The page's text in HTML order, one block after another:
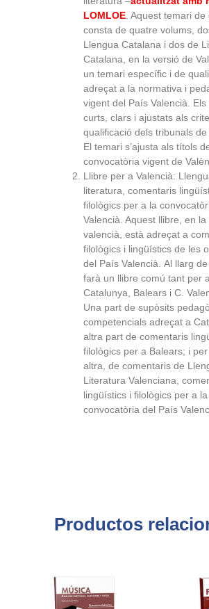
LOMLOE . Aquest temari
consta de quatre volums,
Llengua Catalana i dos de
Catalana, en la versió de
un temari específic i de
adreçat a la normativa i
vigent del País Valencià. Els
curts, clars i ajustats als
qualificació dels tribunals de
El temari s’ajusta als títols
convocatòria vigent de
Llibre per a Valencià:
literatura, comentaris
filològics per a la
Valencià. Aquest llibre, en la
valencià, està adreçat a
filològics i lingüístics de les
del País Valencià. Al llarg
farà un llibre comú tant per a
Catalunya, Balears i C.
Una part de supòsits
competencials adreçat a
altra part de comentaris
filològics per a Balears; i per
altra, de comentaris de
Literatura Valenciana,
lingüístics i filològics per a la
convocatòria del País
Productos